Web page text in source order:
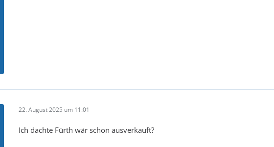
22. August 2025 um 11:01
Ich dachte Fürth wär schon ausverkauft?